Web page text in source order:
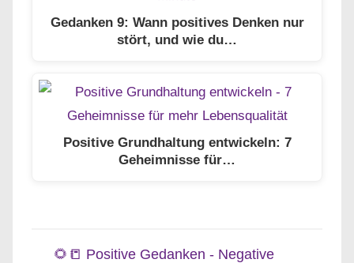
Gedanken 9: Wann positives Denken nur
stört, und wie du…
Positive Grundhaltung entwickeln: 7
Geheimnisse für…
🌻📒 Positive Gedanken - Negative